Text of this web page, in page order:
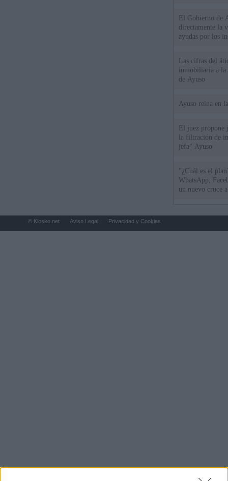
El Gobierno de
directamente la
ayudas por los
Las cifras del
inmobiliaria a la
de Ayuso
Ayuso reina en
El juez propone
la filtración de
jefa" Ayuso
"¿Cuál es el
WhatsApp,
un nuevo cruce
© Kiosko.net Aviso Legal Privacidad y Cookies